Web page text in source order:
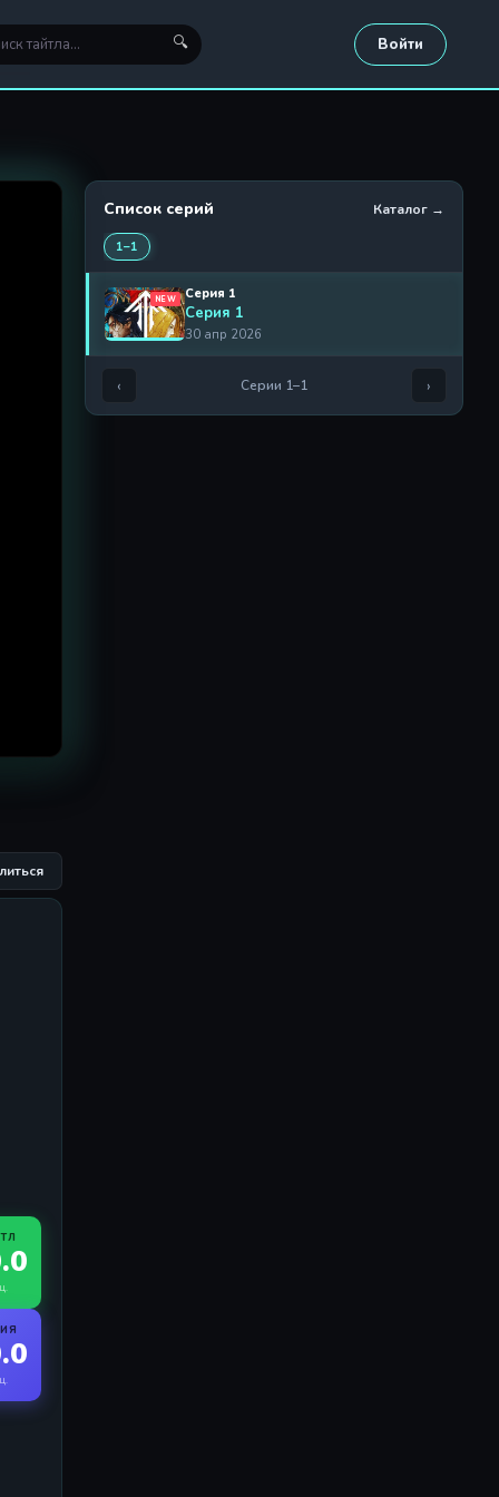
🔍 Войти
Список серий Каталог →
1–1
NEW Серия 1
Серия 1
30 апр 2026
‹ Серии 1–1 ›